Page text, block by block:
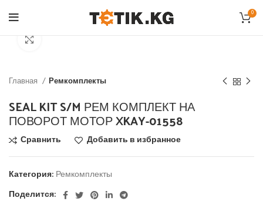
0
Главная Ремкомплекты
SEAL KIT S/M РЕМ КОМПЛЕКТ НА
ПОВОРОТ МОТОР XKAY-01558
Сравнить Добавить в избранное
Категория: Ремкомплекты
Поделится: